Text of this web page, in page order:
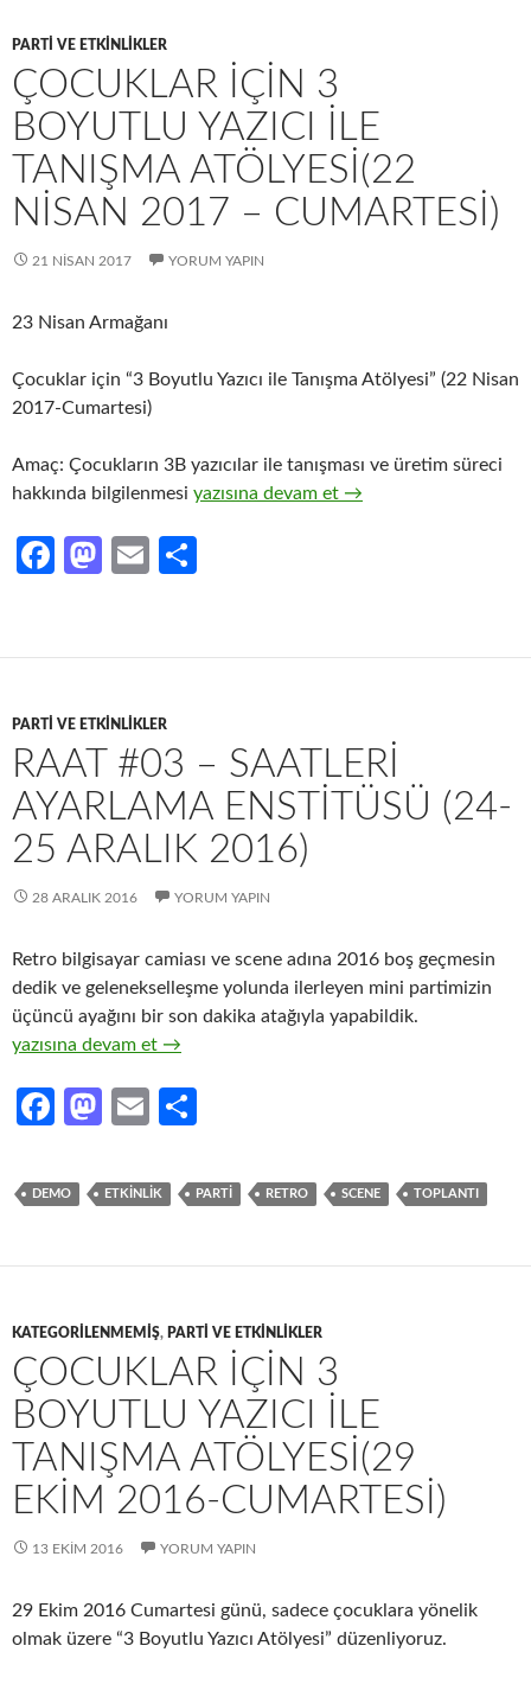
PARTI VE ETKINLIKLER
ÇOCUKLAR IÇIN 3
BOYUTLU YAZICI ILE
TANIŞMA ATÖLYESI(22
NISAN 2017 – CUMARTESI)
21 NISAN 2017 YORUM YAPIN
23 Nisan Armağanı
Çocuklar için “3 Boyutlu Yazıcı ile Tanışma Atölyesi” (22 Nisan
2017-Cumartesi)
Amaç: Çocukların 3B yazıcılar ile tanışması ve üretim süreci
hakkında bilgilenmesi Çocuklar için 3 Boyutlu Yazıcı ile
yazısına devam et →
Fa
o
k
M
d
o
n
E
e
PARTI VE ETKINLIKLER
RAAT #03 – SAATLERI
AYARLAMA ENSTITÜSÜ (24-
25 ARALIK 2016)
28 ARALIK 2016 YORUM YAPIN
Retro bilgisayar camiası ve scene adına 2016 boş geçmesin
dedik ve gelenekselleşme yolunda ilerleyen mini partimizin
üçüncü ayağını bir son dakika atağıyla yapabildik.
RAAT #03 – Saatleri Ayarlama Enstitüsü (24-25 Aralık 2016)
yazısına devam et →
Fa
b
o
M
to
o
E
ail ar
DEMO ETKINLIK PARTI RETRO SCENE TOPLANTI
KATEGORILENMEMIŞ, PARTI VE ETKINLIKLER
ÇOCUKLAR IÇIN 3
BOYUTLU YAZICI ILE
TANIŞMA ATÖLYESI(29
EKIM 2016-CUMARTESI)
13 EKIM 2016 YORUM YAPIN
29 Ekim 2016 Cumartesi günü, sadece çocuklara yönelik
olmak üzere “3 Boyutlu Yazıcı Atölyesi” düzenliyoruz.